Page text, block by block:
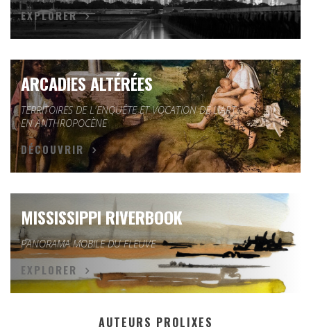
EXPLORER
ARCADIES ALTÉRÉES
TERRITOIRES DE L'ENQUÊTE ET VOCATION DE L'ART
EN ANTHROPOCÈNE
DÉCOUVRIR
MISSISSIPPI RIVERBOOK
PANORAMA MOBILE DU FLEUVE
EXPLORER
AUTEURS PROLIXES